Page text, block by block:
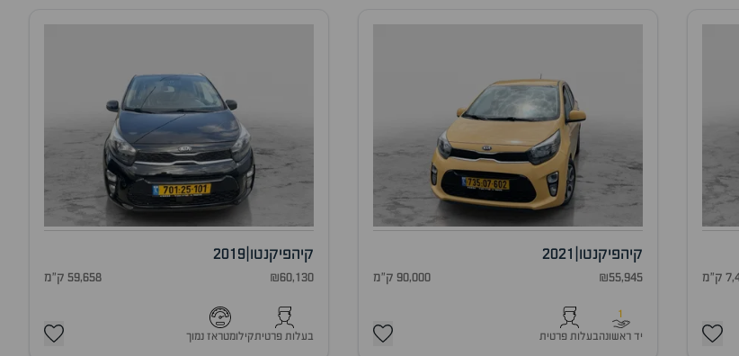
ק"מ
קיהפיקנטו 2021
₪55,945 90,000 ק"מ
1
יד ראשונהבעלות פרטית
קיהפיקנטו 2019
₪60,130 59,658 ק"מ
בעלות פרטיתקילומטראז נמוך